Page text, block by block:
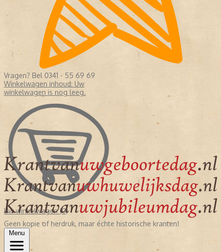
Vragen? Bel 0341 - 55 69 69
Winkelwagen inhoud: Uw
winkelwagen is nog leeg.
Uw winkelwagen (0)
Geen kopie of herdruk, maar échte historische kranten!
Menu